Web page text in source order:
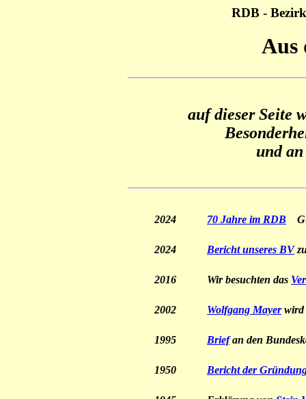
RDB -
Aus
auf dieser Seite
und
2024 70 Jahre im RDB
2024 Bericht unseres BV
2016 Wir besuchten das
2002 Wolfgang Mayerwird
1995 Briefan den
1950 Bericht der